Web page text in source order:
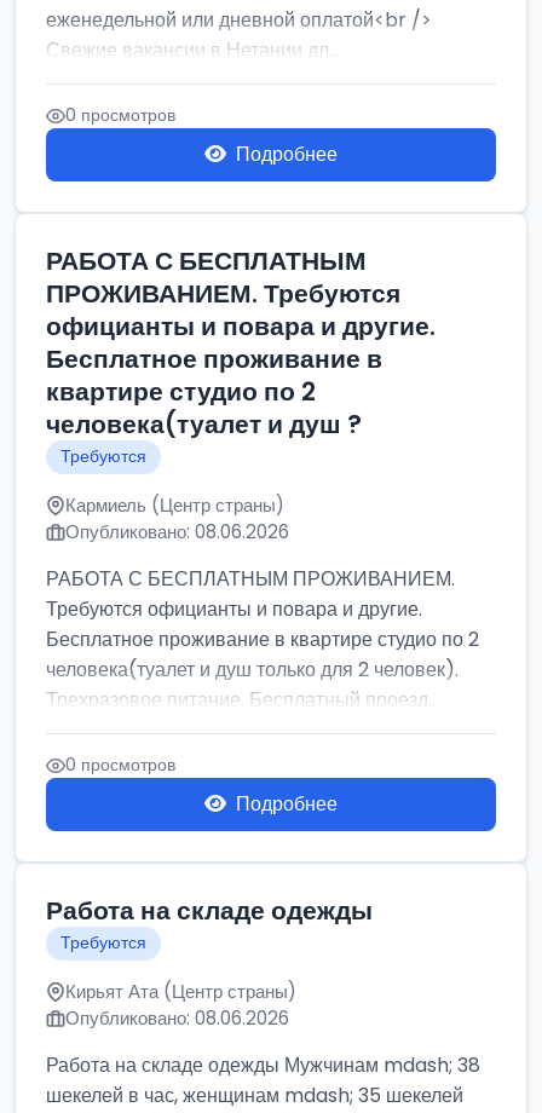
еженедельной или дневной оплатой<br />
Свежие вакансии в Нетании дл...
0 просмотров
Подробнее
РАБОТА С БЕСПЛАТНЫМ
ПРОЖИВАНИЕМ. Требуются
официанты и повара и другие.
Бесплатное проживание в
квартире студио по 2
человека(туалет и душ ?
Требуются
Кармиель (Центр страны)
Опубликовано: 08.06.2026
РАБОТА С БЕСПЛАТНЫМ ПРОЖИВАНИЕМ.
Требуются официанты и повара и другие.
Бесплатное проживание в квартире студио по 2
человека(туалет и душ только для 2 человек).
Трехразовое питание. Бесплатный проезд...
0 просмотров
Подробнее
Работа на складе одежды
Требуются
Кирьят Ата (Центр страны)
Опубликовано: 08.06.2026
Работа на складе одежды Мужчинам mdash; 38
шекелей в час, женщинам mdash; 35 шекелей